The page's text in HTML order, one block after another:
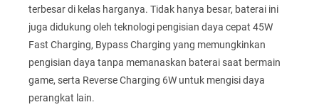
terbesar di kelas harganya. Tidak hanya besar, baterai ini
juga didukung oleh teknologi pengisian daya cepat 45W
Fast Charging, Bypass Charging yang memungkinkan
pengisian daya tanpa memanaskan baterai saat bermain
game, serta Reverse Charging 6W untuk mengisi daya
perangkat lain.